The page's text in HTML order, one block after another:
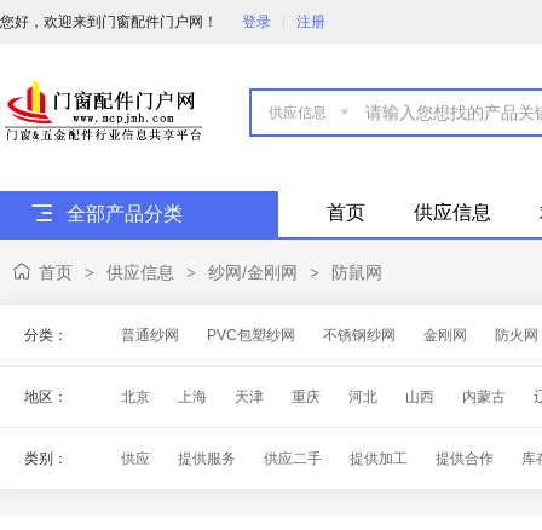
您好，欢迎来到门窗配件门户网！ 登录 注册

全部产品分类 首页 供应信息
首页 > 供应信息 > 纱网/金刚网 > 防鼠网
分类： 普通纱网 PVC包塑纱网 不锈钢纱网 金刚网 防火网
地区： 北京 上海 天津 重庆 河北 山西 内蒙古
类别：
供应 提供服务 供应二手 提供加工 提供合作 库